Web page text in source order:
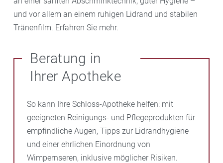
und vor allem an einem ruhigen Lidrand und stabilen
Tränenfilm. Erfahren Sie mehr.
Beratung in
Ihrer Apotheke
So kann Ihre Schloss-Apotheke helfen: mit
geeigneten Reinigungs- und Pflegeprodukten für
empfindliche Augen, Tipps zur Lidrandhygiene
und einer ehrlichen Einordnung von
Wimpernseren, inklusive möglicher Risiken.